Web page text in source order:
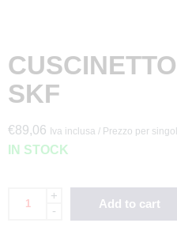
SKF
€89,06 Iva inclusa / Prezzo per
IN STOCK
+
-
Add to cart